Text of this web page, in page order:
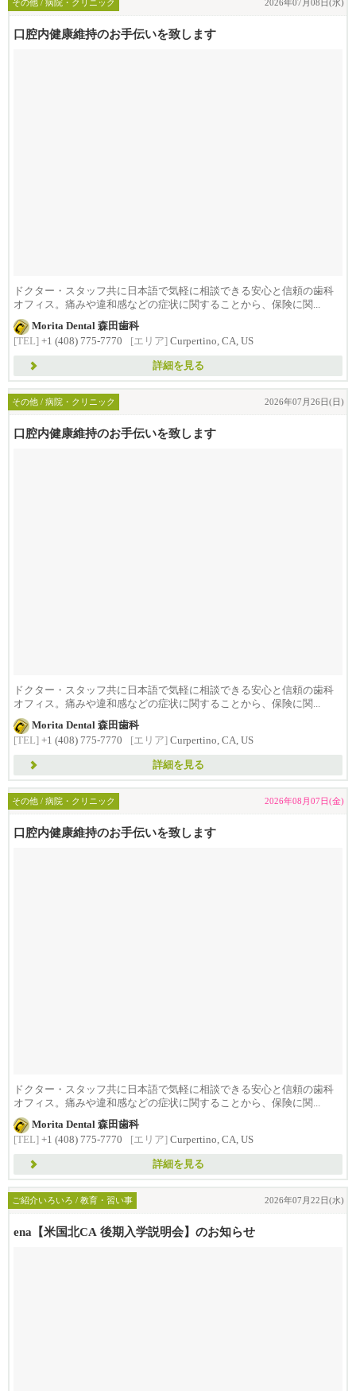
その他 / 病院・クリニック 2026年07月08日(水)
口腔内健康維持のお手伝いを致します
ドクター・スタッフ共に日本語で気軽に相談できる安心と信頼の歯科
オフィス。痛みや違和感などの症状に関することから、保険に関...
Morita Dental 森田歯科
[TEL] +1 (408) 775-7770 [エリア] Curpertino, CA, US
詳細を見る
その他 / 病院・クリニック 2026年07月26日(日)
口腔内健康維持のお手伝いを致します
ドクター・スタッフ共に日本語で気軽に相談できる安心と信頼の歯科
オフィス。痛みや違和感などの症状に関することから、保険に関...
Morita Dental 森田歯科
[TEL] +1 (408) 775-7770 [エリア] Curpertino, CA, US
詳細を見る
その他 / 病院・クリニック 2026年08月07日(金)
口腔内健康維持のお手伝いを致します
ドクター・スタッフ共に日本語で気軽に相談できる安心と信頼の歯科
オフィス。痛みや違和感などの症状に関することから、保険に関...
Morita Dental 森田歯科
[TEL] +1 (408) 775-7770 [エリア] Curpertino, CA, US
詳細を見る
ご紹介いろいろ / 教育・習い事 2026年07月22日(水)
ena【米国北CA 後期入学説明会】のお知らせ